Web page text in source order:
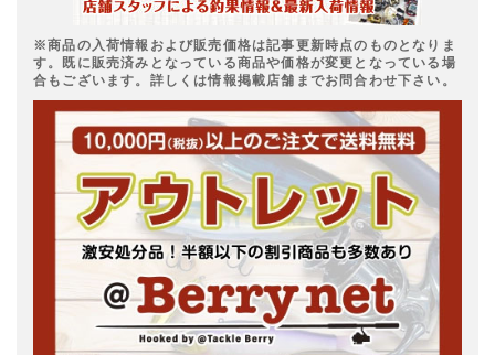
※商品の入荷情報および販売価格は記事更新時点のものとなりま
す。既に販売済みとなっている商品や価格が変更となっている場
合もございます。詳しくは情報掲載店舗までお問合わせ下さい。